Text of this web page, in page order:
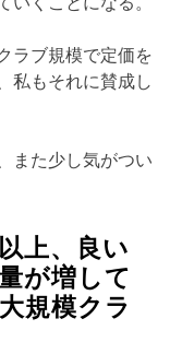
ラブ規模で定価を
私もそれに賛成し
また少し気がつい
上、良い
が増して
規模クラ